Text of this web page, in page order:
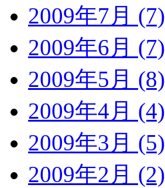
2009年7月 (7)
2009年6月 (7)
2009年5月 (8)
2009年4月 (4)
2009年3月 (5)
2009年2月 (2)